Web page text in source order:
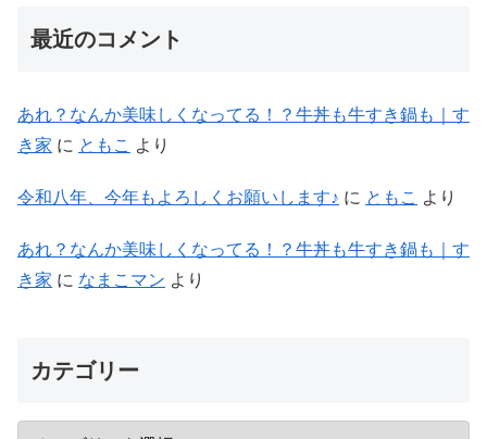
最近のコメント
あれ？なんか美味しくなってる！？牛丼も牛すき鍋も｜す
き家 に ともこ より
令和八年、今年もよろしくお願いします♪ に ともこ より
あれ？なんか美味しくなってる！？牛丼も牛すき鍋も｜す
き家 に なまこマン より
カテゴリー